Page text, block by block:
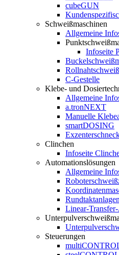
cubeGUN
Schweißmaschinen
Allgemeine
Infoseite
C-Gestelle
Klebe- und
Allgemeine
a.tronNEXT
Manuelle
smartDOSING
Clinchen
Infoseite
Automationslösungen
Allgemeine
Rundtaktanlagen
Linear-
Steuerungen